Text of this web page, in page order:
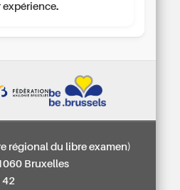
expérience.
régional du libre examen)
Bruxelles
42